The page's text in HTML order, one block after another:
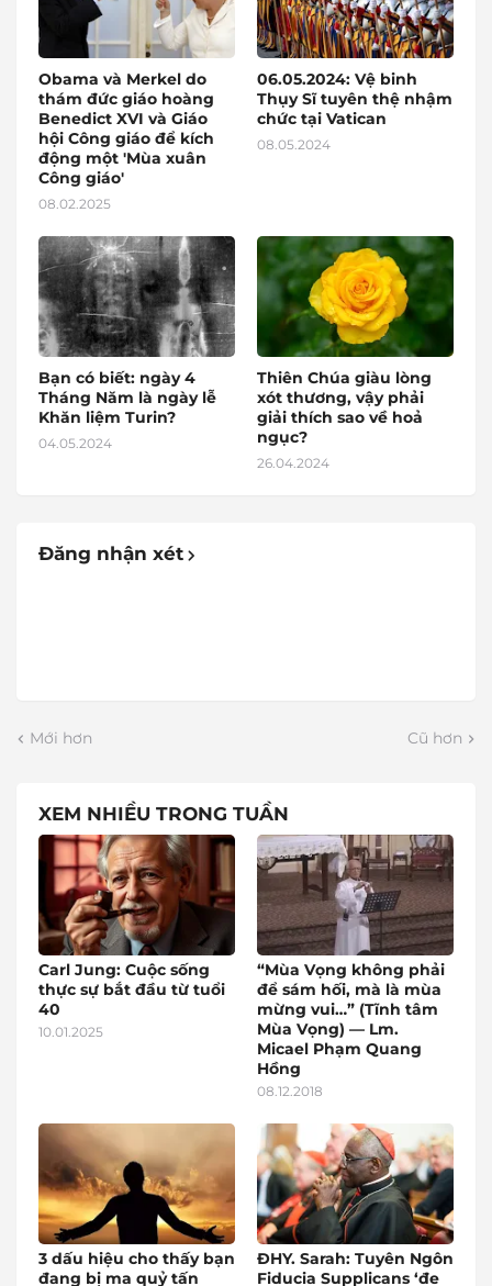
Obama và Merkel do
thám đức giáo hoàng
Benedict XVI và Giáo
hội Công giáo để kích
động một 'Mùa xuân
Công giáo'
08.02.2025
06.05.2024: Vệ binh
Thụy Sĩ tuyên thệ nhậm
chức tại Vatican
08.05.2024
Bạn có biết: ngày 4
Tháng Năm là ngày lễ
Khăn liệm Turin?
04.05.2024
Thiên Chúa giàu lòng
xót thương, vậy phải
giải thích sao về hoả
ngục?
26.04.2024
Đăng nhận xét
Mới hơn Cũ hơn
XEM NHIỀU TRONG TUẦN
Carl Jung: Cuộc sống
thực sự bắt đầu từ tuổi
40
10.01.2025
“Mùa Vọng không phải
để sám hối, mà là mùa
mừng vui…” (Tĩnh tâm
Mùa Vọng) — Lm.
Micael Phạm Quang
Hồng
08.12.2018
3 dấu hiệu cho thấy bạn
đang bị ma quỷ tấn
ĐHY. Sarah: Tuyên Ngôn
Fiducia Supplicans ‘đe